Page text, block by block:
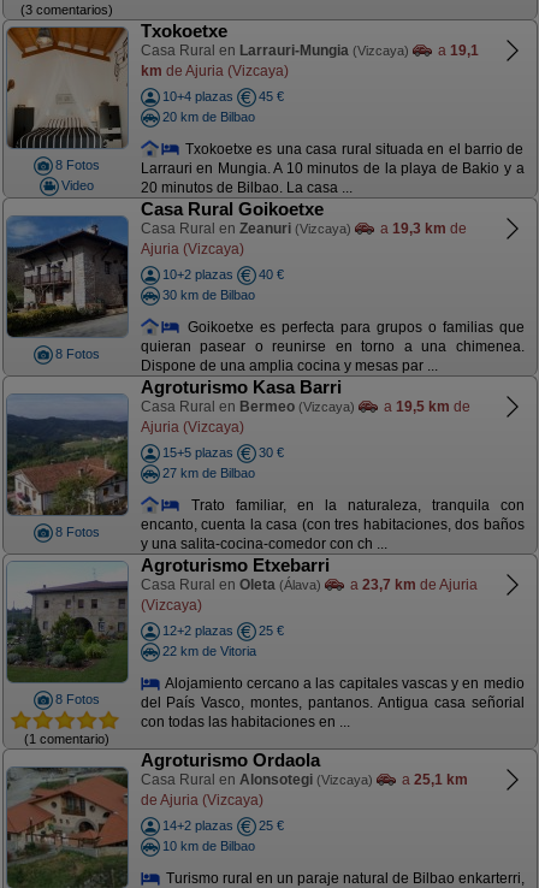
(3 comentarios)
8 Fotos
Video
Txokoetxe
Casa Rural en Larrauri-Mungia (Vizcaya) a 19,1
km de Ajuria (Vizcaya)
10+4 plazas
45 €
20 km de Bilbao
Txokoetxe es una casa rural situada en el barrio de
Larrauri en Mungia. A 10 minutos de la playa de Bakio y a
20 minutos de Bilbao. La casa ...
8 Fotos
Casa Rural Goikoetxe
Casa Rural en Zeanuri (Vizcaya) a 19,3 km de
Ajuria (Vizcaya)
10+2 plazas
40 €
30 km de Bilbao
Goikoetxe es perfecta para grupos o familias que
quieran pasear o reunirse en torno a una chimenea.
Dispone de una amplia cocina y mesas par ...
8 Fotos
Agroturismo Kasa Barri
Casa Rural en Bermeo (Vizcaya) a 19,5 km de
Ajuria (Vizcaya)
15+5 plazas
30 €
27 km de Bilbao
Trato familiar, en la naturaleza, tranquila con
encanto, cuenta la casa (con tres habitaciones, dos baños
y una salita-cocina-comedor con ch ...
8 Fotos
(1 comentario)
Agroturismo Etxebarri
Casa Rural en Oleta (Álava) a 23,7 km de Ajuria
(Vizcaya)
12+2 plazas
25 €
22 km de Vitoria
Alojamiento cercano a las capitales vascas y en medio
del País Vasco, montes, pantanos. Antigua casa señorial
con todas las habitaciones en ...
Agroturismo Ordaola
Casa Rural en Alonsotegi (Vizcaya) a 25,1 km
de Ajuria (Vizcaya)
14+2 plazas
25 €
10 km de Bilbao
Turismo rural en un paraje natural de Bilbao enkarterri,